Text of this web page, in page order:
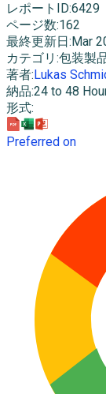
レポートID:6429
ページ数:162
最終更新日 : Mar
カテゴリ :包装製
著者: Lukas
納品:24 to 48
形式:
Preferred on